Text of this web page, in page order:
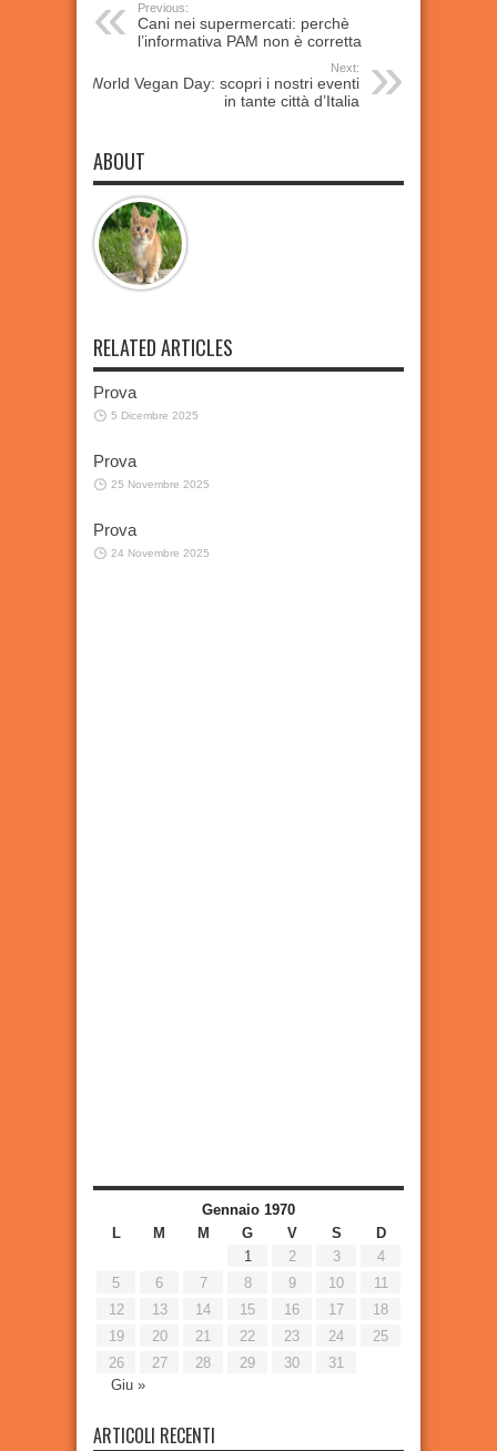
Previous:
Cani nei supermercati: perchè
l’informativa PAM non è corretta
Next:
World Vegan Day: scopri i nostri eventi
in tante città d’Italia
ABOUT
RELATED ARTICLES
Prova
5 Dicembre 2025
Prova
25 Novembre 2025
Prova
24 Novembre 2025
Gennaio 1970
L
M M G V S
D
1
2 3
4
5
6 7 8 9 10
11
12
13 14 15 16 17
18
19
20 21 22 23 24
25
26
27 28 29 30
31
Giu »
ARTICOLI RECENTI